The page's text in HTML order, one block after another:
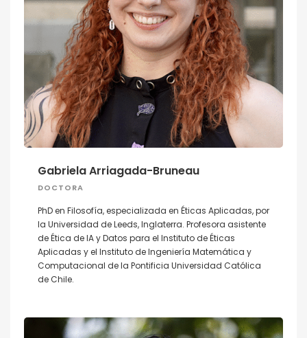
Gabriela Arriagada-Bruneau
DOCTORA
PhD en Filosofía, especializada en Éticas Aplicadas, por
la Universidad de Leeds, Inglaterra. Profesora asistente
de Ética de IA y Datos para el Instituto de Éticas
Aplicadas y el Instituto de Ingeniería Matemática y
Computacional de la Pontificia Universidad Católica
de Chile.